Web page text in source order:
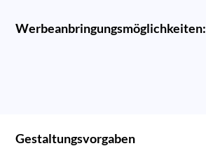
Werbeanbringungsmöglichkeiten:
Gestaltungsvorgaben